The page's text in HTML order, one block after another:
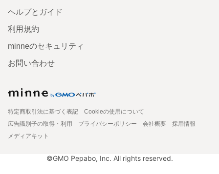
ヘルプとガイド
利用規約
minneのセキュリティ
お問い合わせ
特定商取引法に基づく表記
Cookieの使用について
広告識別子の取得・利用
プライバシーポリシー 会社概要
採用情報
メディアキット
©GMO Pepabo, Inc. All rights reserved.